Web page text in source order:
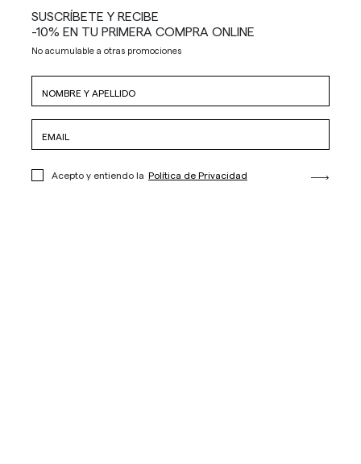
SUSCRÍBETE Y RECIBE
-10% EN TU PRIMERA COMPRA ONLINE
No acumulable a otras promociones
Acepto y entiendo la Política de Privacidad